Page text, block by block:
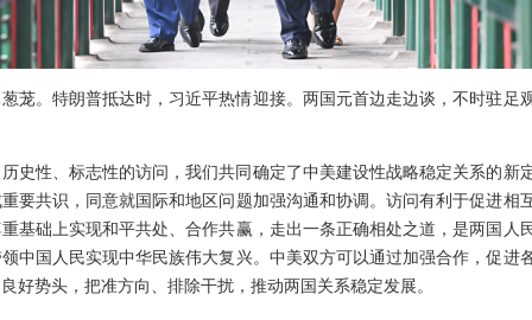
茏。特朗普抵达时，习近平热情迎接。两国元首边走边谈，不时驻足
史性、标志性的访问，我们共同确定了中美建设性战略稳定关系的新
要共识，同意就国际和地区问题加强沟通和协调。访问有利于促进相
基础上实现和平共处、合作共赢，走出一条正确相处之道，是两国人
中国人民实现中华民族伟大复兴。中美双方可以通过加强合作，促进
好势头，把准方向、排除干扰，推动两国关系稳定发展。